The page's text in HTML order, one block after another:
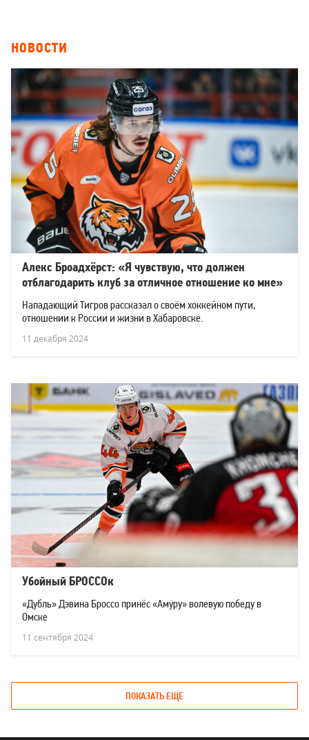
НОВОСТИ
Алекс Броадхёрст: «Я чувствую, что должен
отблагодарить клуб за отличное отношение ко мне»
Нападающий Тигров рассказал о своём хоккейном пути,
отношении к России и жизни в Хабаровске.
11 декабря 2024
Убойный БРОССОк
«Дубль» Дэвина Броссо принёс «Амуру» волевую победу в
Омске
11 сентября 2024
ПОКАЗАТЬ ЕЩЕ